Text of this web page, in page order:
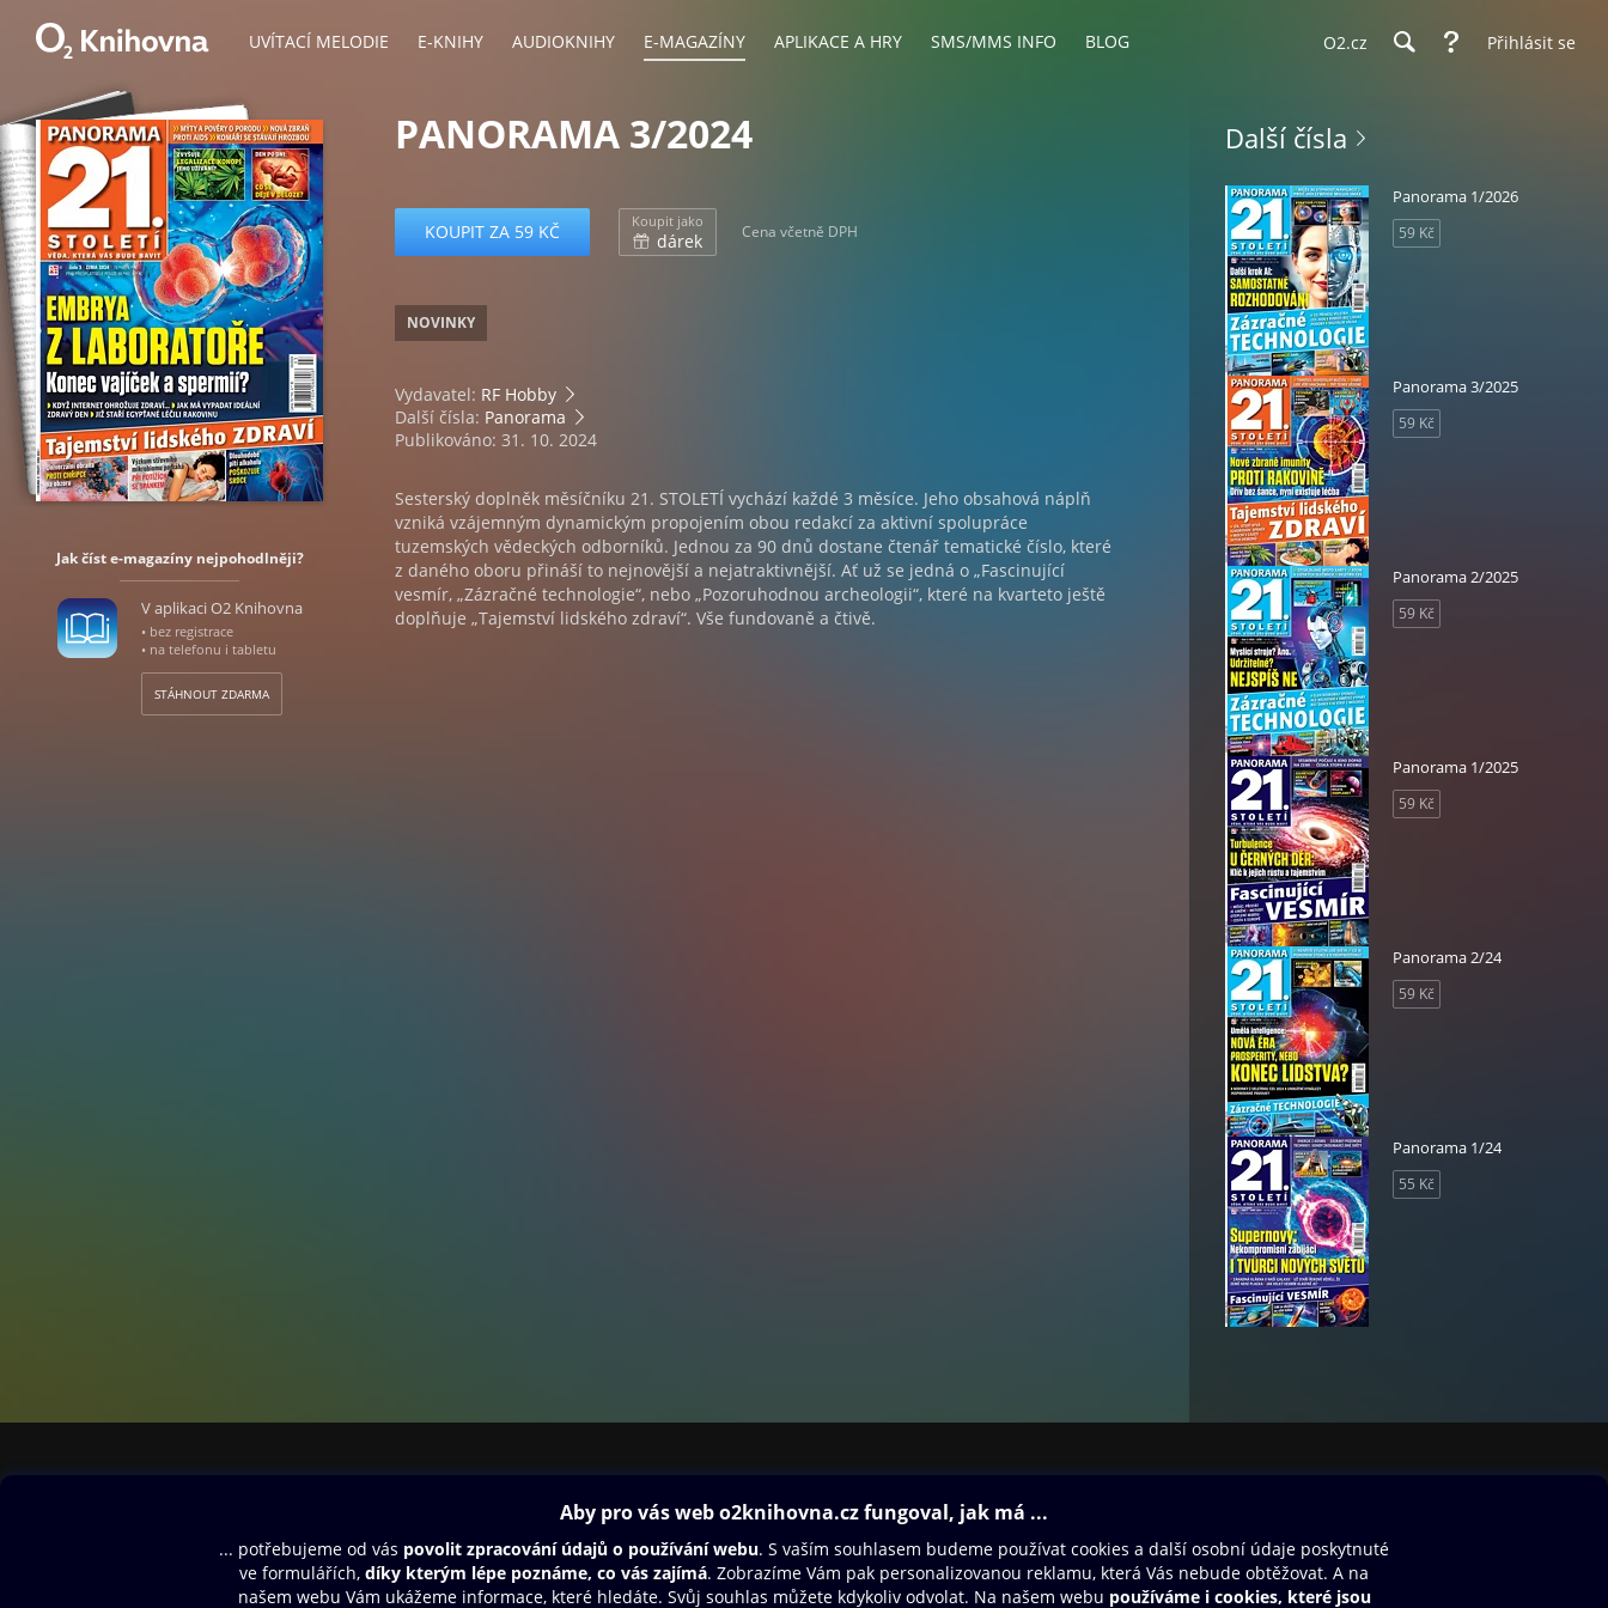
UVÍTACÍ MELODIE E-KNIHY AUDIOKNIHY E-MAGAZÍNY APLIKACE A HRY SMS/MMS INFO BLOG O2.cz Přihlásit se
Jak číst e-magazíny nejpohodlněji?
V aplikaci O2 Knihovna
• bez registrace
• na telefonu i tabletu
STÁHNOUT ZDARMA
PANORAMA 3/2024
KOUPIT ZA 59 KČ Koupit jako
dárek Cena včetně DPH
NOVINKY
Vydavatel: RF Hobby
Další čísla: Panorama
Publikováno: 31. 10. 2024
Sesterský doplněk měsíčníku 21. STOLETÍ vychází každé 3 měsíce. Jeho obsahová náplň
vzniká vzájemným dynamickým propojením obou redakcí za aktivní spolupráce
tuzemských vědeckých odborníků. Jednou za 90 dnů dostane čtenář tematické číslo, které
z daného oboru přináší to nejnovější a nejatraktivnější. Ať už se jedná o „Fascinující
vesmír, „Zázračné technologie“, nebo „Pozoruhodnou archeologii“, které na kvarteto ještě
doplňuje „Tajemství lidského zdraví“. Vše fundovaně a čtivě.
Další čísla
Panorama 1/2026
59 Kč
Panorama 3/2025
59 Kč
Panorama 2/2025
59 Kč
Panorama 1/2025
59 Kč
Panorama 2/24
59 Kč
Panorama 1/24
55 Kč
Aplikace a hry
SMS/MMS Info
Blog
Dárkový poukaz
Nápověda
Oneplay Originály
Sport